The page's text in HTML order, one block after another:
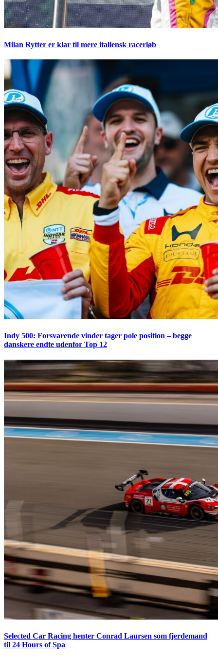
Milan Rytter er klar til mere italiensk racerløb
Indy 500: Forsvarende vinder tager pole position – begge
danskere endte udenfor Top 12
Selected Car Racing henter Conrad Laursen som fjerdemand
til 24 Hours of Spa